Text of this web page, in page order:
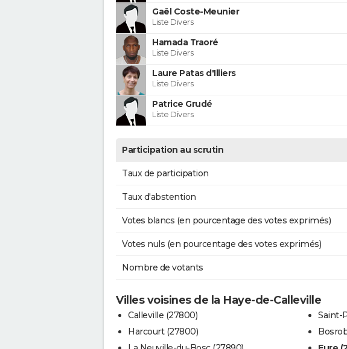
Gaël Coste-Meunier
Liste Divers
Hamada Traoré
Liste Divers
Laure Patas d'Illiers
Liste Divers
Patrice Grudé
Liste Divers
Participation au scrutin
Taux de participation
Taux d'abstention
Votes blancs (en pourcentage des votes exprimés)
Votes nuls (en pourcentage des votes exprimés)
Nombre de votants
Villes voisines de la Haye-de-Calleville
Calleville (27800)
Harcourt (27800)
Saint-